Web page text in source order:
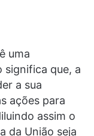
uma
significa que, a
a sua
ações para
assim o
da União seja